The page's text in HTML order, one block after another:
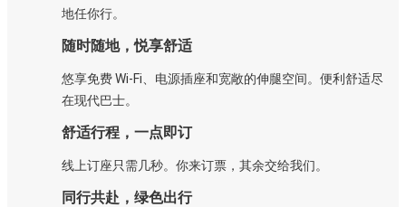
地任你行。
随时随地，悦享舒适
悠享免费 Wi-Fi、电源插座和宽敞的伸腿空间。便利舒适尽
在现代巴士。
舒适行程，一点即订
线上订座只需几秒。你来订票，其余交给我们。
同行共赴，绿色出行